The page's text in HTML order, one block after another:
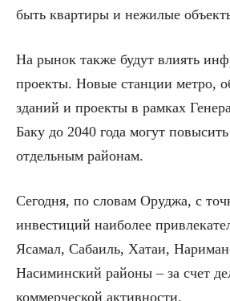
быть квартиры и нежилые
На рынок также будут влиять
проекты. Новые станции метро,
зданий и проекты в рамках
Баку до 2040 года могут
отдельным районам.
Сегодня, по словам Оруджа, с
инвестиций наиболее
Ясамал, Сабаиль, Хатаи,
Насиминский районы – за счет
коммерческой активности.